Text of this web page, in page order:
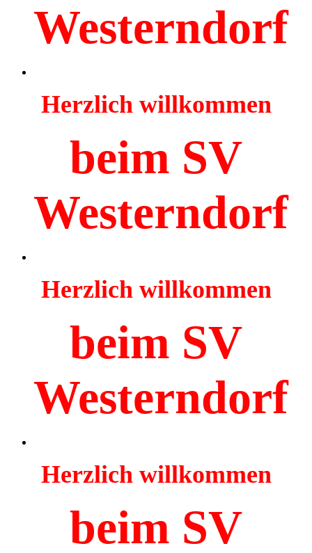
Westerndorf
Herzlich willkommen
beim SV
Westerndorf
Herzlich willkommen
beim SV
Westerndorf
Herzlich willkommen
beim SV